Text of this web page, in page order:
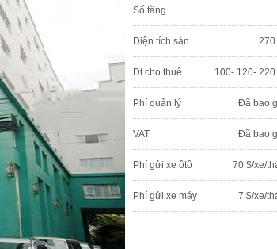
Số tầng
Diện tích sàn 270
Dt cho thuê 100- 120- 220
Phí quản lý Đã bao
VAT Đã bao
Phí gửi xe ôtô 70 $/xe/
Phí gửi xe máy 7 $/xe/